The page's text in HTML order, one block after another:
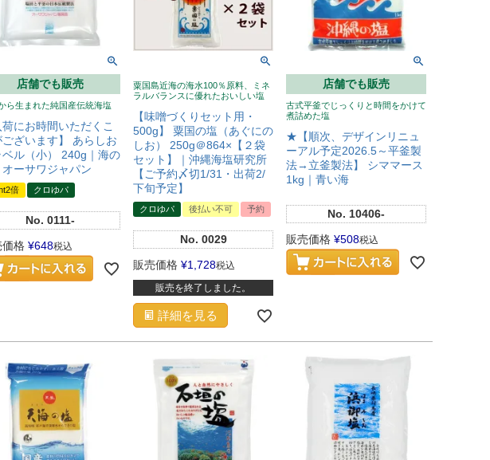
店舗でも販売
ら生まれた純国産伝統海塩
荷にお時間いただくこ
ございます】 あらしお
ベル（小） 240g｜海の
ーサワジャパン
倍 クロゆパ
No. 0111-
価格 ¥648税込
粟国島近海の海水100％原料、ミネ
ラルバランスに優れたおいしい塩
【味噌づくりセット用・
500g】 粟国の塩（あぐにの
しお） 250g＠864×【２袋
セット】｜沖縄海塩研究所
【ご予約〆切1/31・出荷2/
下旬予定】
クロゆパ 後払い不可 予約
No. 0029
販売価格 ¥1,728税込
販売を終了しました。
詳細を見る
店舗でも販売
古式平釜でじっくりと時間をかけて
煮詰めた塩
★【順次、デザインリニュ
ーアル予定2026.5～平釜製
法→立釜製法】 シママース
1kg｜青い海
No. 10406-
販売価格 ¥508税込